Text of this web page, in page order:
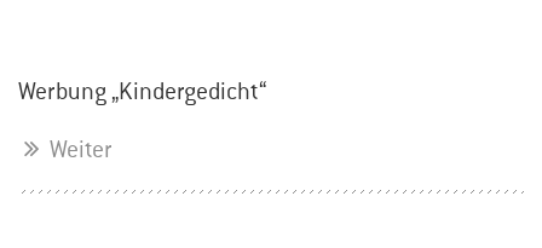
Werbung „Kindergedicht“
Weiter